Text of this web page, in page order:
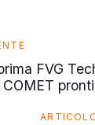
FVG